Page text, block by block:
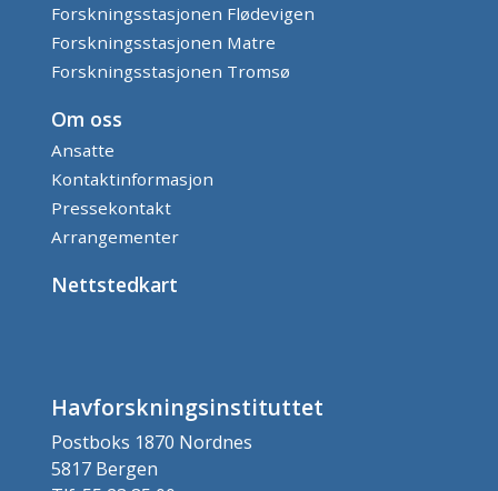
Forskningsstasjonen Flødevigen
Forskningsstasjonen Matre
Forskningsstasjonen Tromsø
Om oss
Ansatte
Kontaktinformasjon
Pressekontakt
Arrangementer
Nettstedkart
Havforskningsinstituttet
Postboks 1870 Nordnes
5817 Bergen